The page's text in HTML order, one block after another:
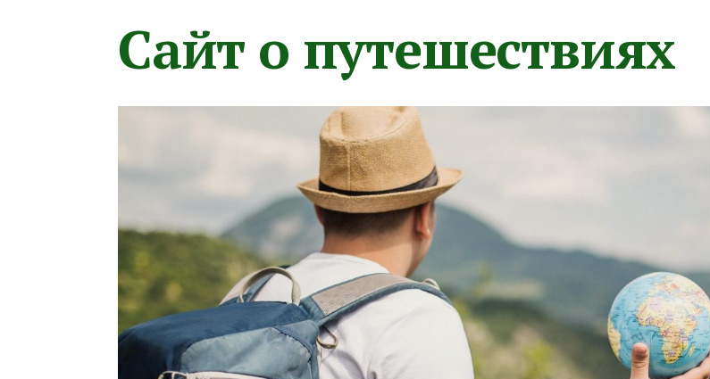
Сайт о путешествиях